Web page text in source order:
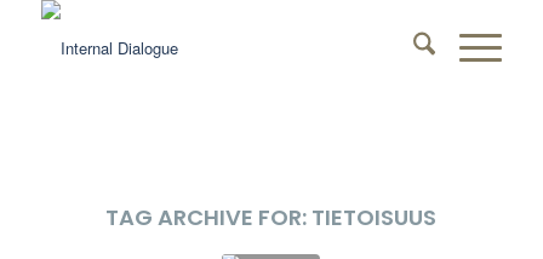
TAG ARCHIVE FOR: TIETOISUUS